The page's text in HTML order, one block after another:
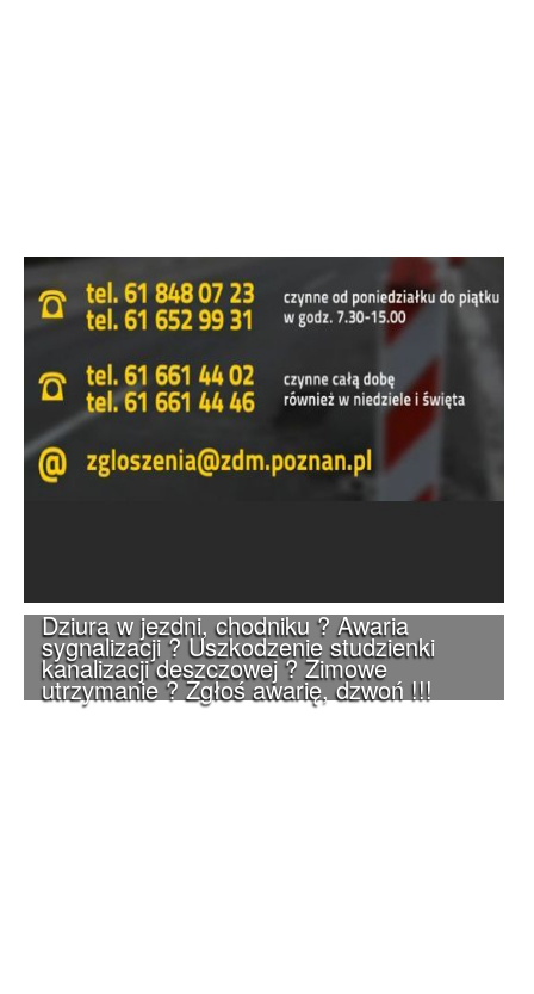
Dziura w jezdni, chodniku ? Awaria
sygnalizacji ? Uszkodzenie studzienki
kanalizacji deszczowej ? Zimowe
utrzymanie ? Zgłoś awarię, dzwoń !!!